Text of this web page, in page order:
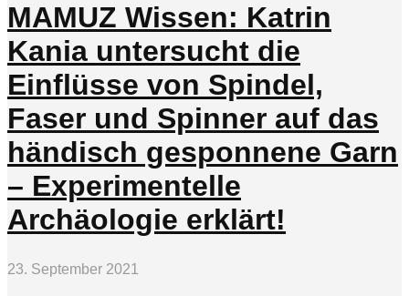
MAMUZ Wissen: Katrin
Kania untersucht die
Einflüsse von Spindel,
Faser und Spinner auf das
händisch gesponnene Garn
– Experimentelle
Archäologie erklärt!
23. September 2021